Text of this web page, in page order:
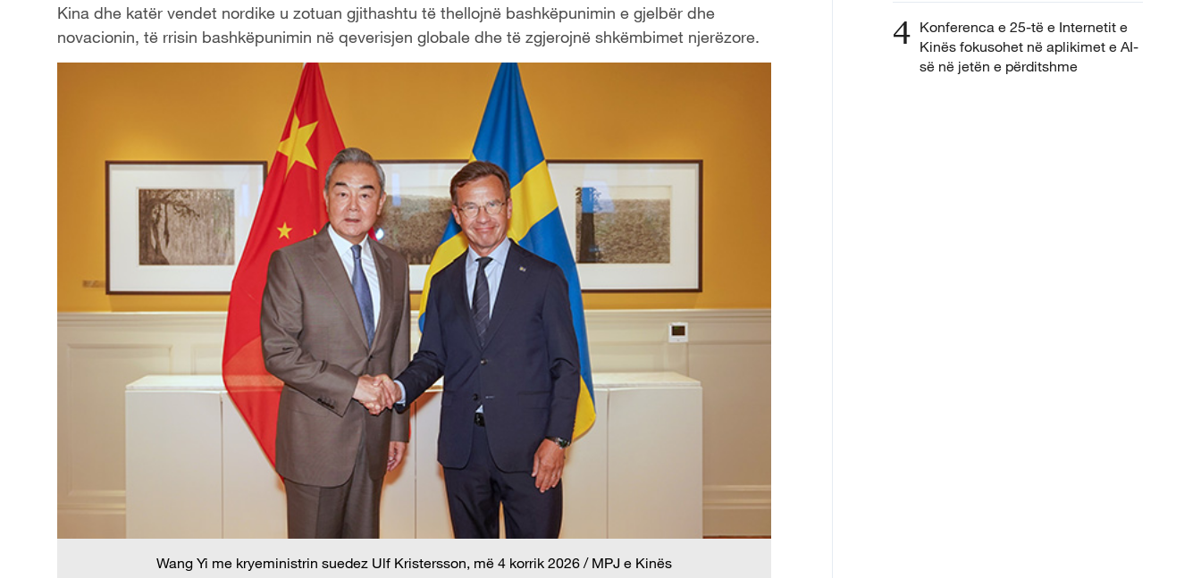
Kina dhe katër vendet nordike u zotuan gjithashtu të thellojnë bashkëpunimin e gjelbër dhe
novacionin, të rrisin bashkëpunimin në qeverisjen globale dhe të zgjerojnë shkëmbimet njerëzore.
Wang Yi me kryeministrin suedez Ulf Kristersson, më 4 korrik 2026 / MPJ e Kinës
4 Konferenca e 25-të e Internetit e
Kinës fokusohet në aplikimet e AI-
së në jetën e përditshme